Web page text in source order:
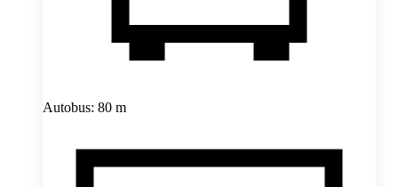
Autobus: 80 m